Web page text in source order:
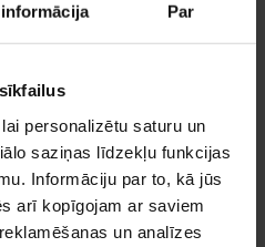
Par
personalizētu saturu un
saziņas līdzekļu funkcijas
Informāciju par to, kā jūs
arī kopīgojam ar saviem
un analīzes